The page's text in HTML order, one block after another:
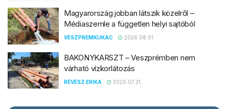
Magyarország jobban látszik közelről –
Médiaszemle a független helyi sajtóból
VESZPREMKUKAC 2026.08.01.
BAKONYKARSZT – Veszprémben nem
várható vízkorlátozás
RÉVÉSZ ERIKA 2026.07.31.